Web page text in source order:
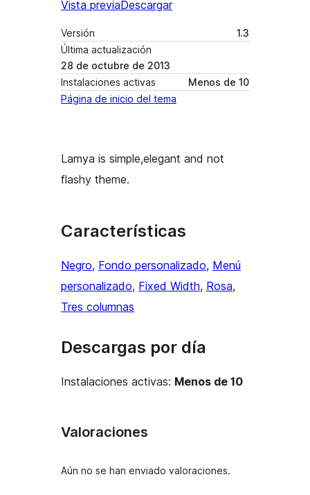
Vista previaDescargar
Versión
1.3
Última actualización
28 de octubre de 2013
Instalaciones activas
Menos de 10
Página de inicio del tema
Lamya is simple,elegant and not
flashy theme.
Características
Negro, Fondo personalizado, Menú
personalizado, Fixed Width, Rosa
Tres columnas
Descargas por día
Instalaciones activas: Menos de 10
Valoraciones
Aún no se han enviado valoraciones.